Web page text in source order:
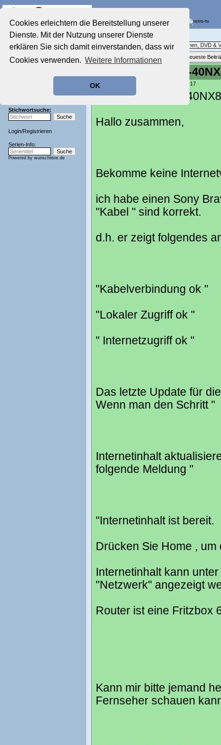
Cookies erleichtern die Bereitstellung unserer
Dienste. Mit der Nutzung unserer Dienste
erklären Sie sich damit einverstanden, dass wir
Cookies verwenden. Weitere Informationen
OK
Startseite
Aktuelles Forum
Film-Forum
Zeichentrick-Forum
Stichwortsuche:
Login/Registrieren
Serien-Info:
Powered by wunschliste.de
Ratgeber Technik
Technische Fragen rund um Fernsehen, DVD &
Themenübersicht
• Neueste
Sony Bravia KDL-
geschrieben von: , 05.01.24 11:17
Sony Bravia KDL-
Hallo zusammen,
Bekomme keine
ich habe einen Sony
"Kabel " sind korrekt.
d.h. er zeigt folgendes
"Kabelverbindung ok "
"Lokaler Zugriff ok "
" Internetzugriff ok "
Das letzte Update für
Wenn man den Schritt "
Internetinhalt
folgende Meldung "
"Internetinhalt ist bereit.
Drücken Sie Home ,
Internetinhalt kann
"Netzwerk" angezeigt
Router ist eine Fritzbox
Kann mir bitte jemand
Fernseher schauen